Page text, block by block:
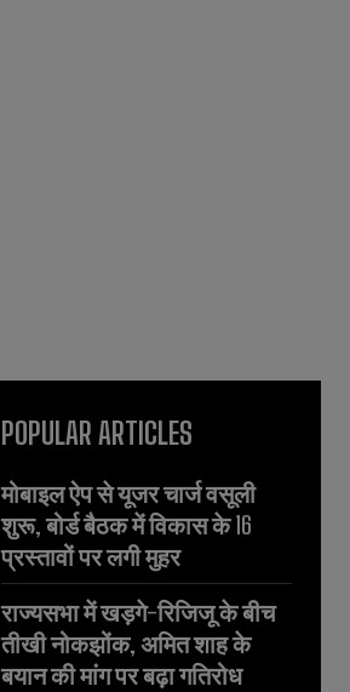
POPULAR ARTICLES
मोबाइल ऐप से यूजर चार्ज वसूली
शुरू, बोर्ड बैठक में विकास के 16
प्रस्तावों पर लगी मुहर
राज्यसभा में खड़गे-रिजिजू के बीच
तीखी नोकझोंक, अमित शाह के
बयान की मांग पर बढ़ा गतिरोध